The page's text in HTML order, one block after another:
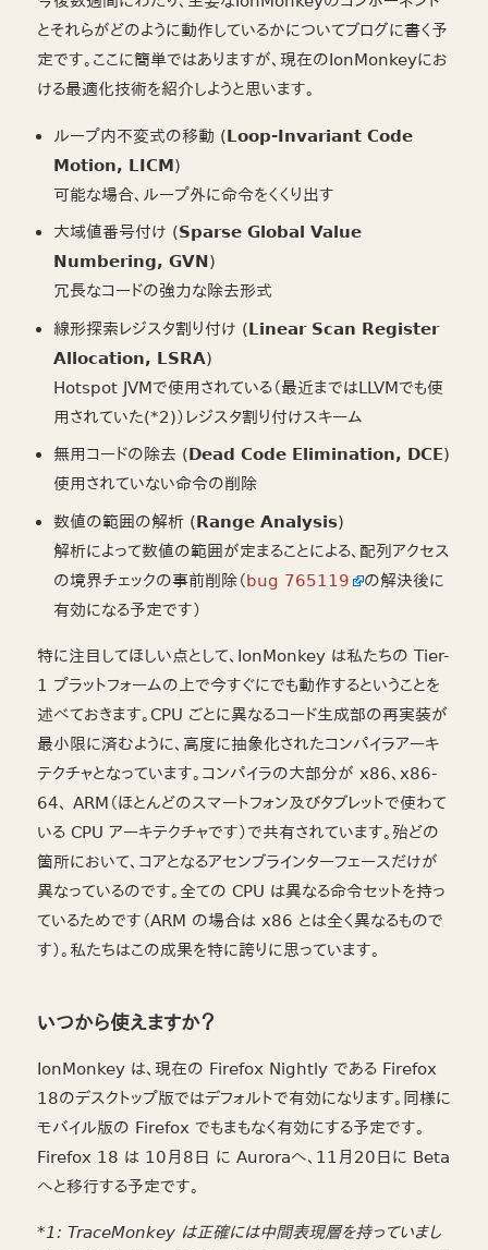
とそれらがどのように動作しているかについてブログに書く予
定です。ここに簡単ではありますが、現在のIonMonkeyにお
ける最適化技術を紹介しようと思います。
ループ内不変式の移動 (Loop-Invariant Code
Motion, LICM)
可能な場合、ループ外に命令をくくり出す
大域値番号付け (Sparse Global Value
Numbering, GVN)
冗長なコードの強力な除去形式
線形探索レジスタ割り付け (Linear Scan Register
Allocation, LSRA)
Hotspot JVMで使用されている（最近まではLLVMでも使
用されていた(*2)）レジスタ割り付けスキーム
無用コードの除去 ( Dead Code Elimination, DCE)
使用されていない命令の削除
数値の範囲の解析 (Range Analysis)
解析によって数値の範囲が定まることによる、配列アクセス
の境界チェックの事前削除（bug 765119
の解決後に
有効になる予定です）
特に注目してほしい点として、IonMonkey は私たちの Tier-
1 プラットフォームの上で今すぐにでも動作するということを
述べておきます。CPU ごとに異なるコード生成部の再実装が
最小限に済むように、高度に抽象化されたコンパイラアーキ
テクチャとなっています。コンパイラの大部分が x86、x86-
64、 ARM（ほとんどのスマートフォン及びタブレットで使わて
いる CPU アーキテクチャです）で共有されています。殆どの
箇所において、コアとなるアセンブラインターフェースだけが
異なっているのです。全ての CPU は異なる命令セットを持っ
ているためです（ARM の場合は x86 とは全く異なるもので
す）。私たちはこの成果を特に誇りに思っています。
いつから使えますか？
IonMonkey は、現在の Firefox Nightly である Firefox
18のデスクトップ版ではデフォルトで有効になります。同様に
モバイル版の Firefox でもまもなく有効にする予定です。
Firefox 18 は 10月8日 に Auroraへ、11月20日に Beta
へと移行する予定です。
*1: TraceMonkey は正確には中間表現層を持っていまし